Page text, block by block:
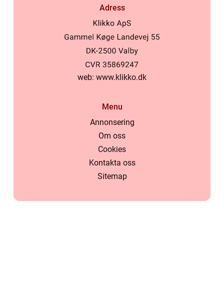
Adress
web: www.klikko.dk
Menu
Annonsering
Om oss
Cookies
Kontakta oss
Sitemap